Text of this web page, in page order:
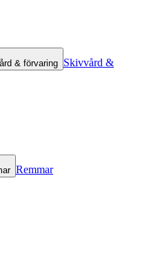
& förvaring Skivvård &
Remmar